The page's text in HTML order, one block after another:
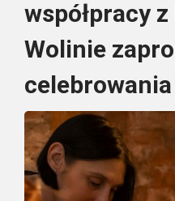
współpracy
Wolinie